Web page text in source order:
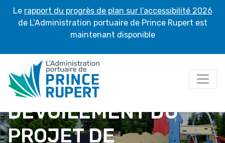
Le rapport du progrès de plan sur l’accessibilité 2026
de L’Administration portuaire de Prince Rupert est
maintenant disponible
DÉVOILEMENT DU
PROJET DE